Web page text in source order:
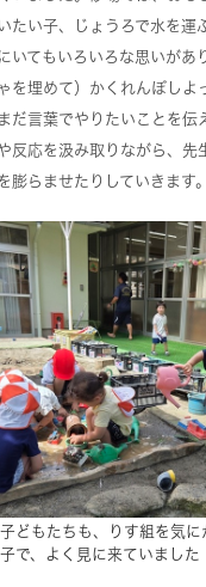
たい子、じょうろで水を運
いてもいろいろな思いがあ
を埋めて）かくれんぼしよ
だ言葉でやりたいことを伝
反応を汲み取りながら、先
膨らませたりしていきます。
どもたちも、りす組を気に
子で、よく見に来ていました